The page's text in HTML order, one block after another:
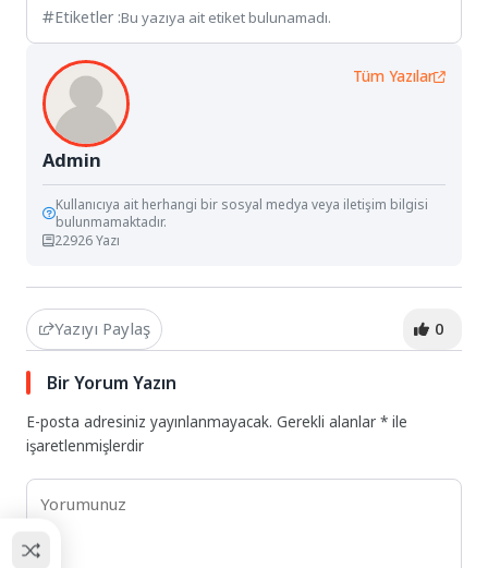
Etiketler :Bu yazıya ait etiket bulunamadı.
Admin
Tüm Yazılar
Kullanıcıya ait herhangi bir sosyal medya veya iletişim bilgisi
bulunmamaktadır.
22926 Yazı
Yazıyı Paylaş 0
Bir Yorum Yazın
E-posta adresiniz yayınlanmayacak. Gerekli alanlar* ile
işaretlenmişlerdir